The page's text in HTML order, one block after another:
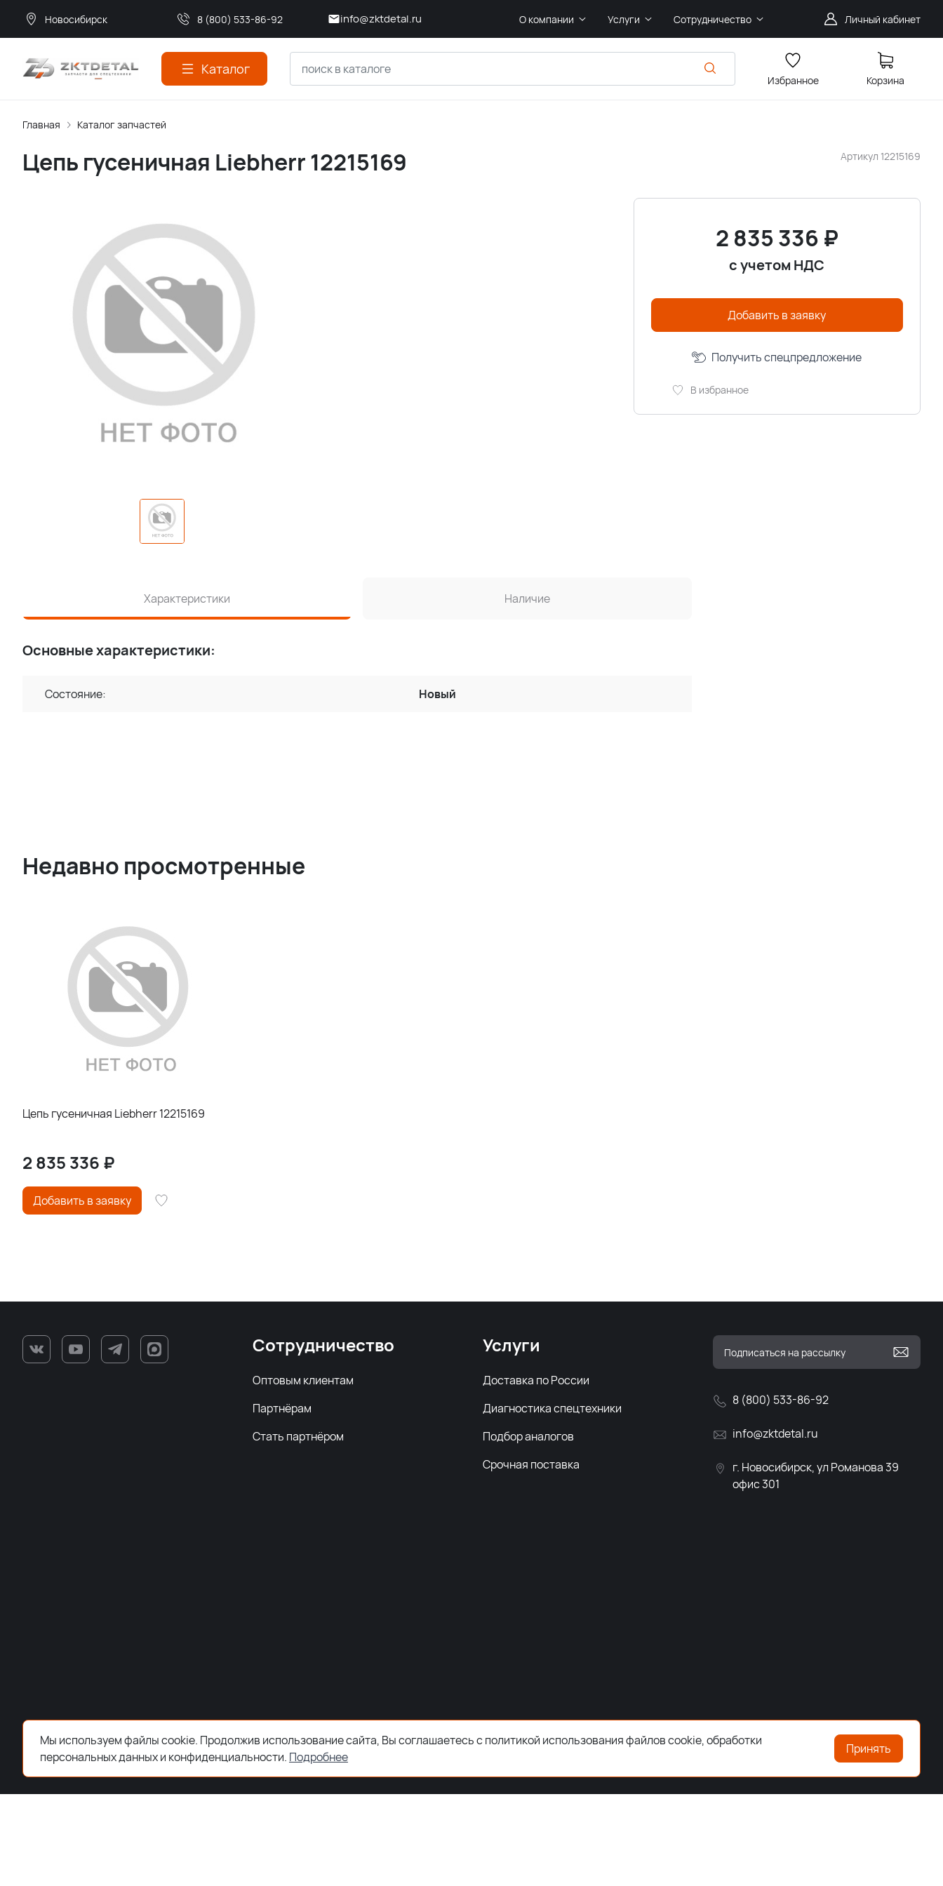
Новосибирск 8 (800) 533-86-92 info@zktdetal.ru О компании Услуги Сотрудничество Личный кабинет
Каталог
Избранное Корзина
Главная Каталог запчастей
Артикул 12215169
Цепь гусеничная Liebherr 12215169
2 835 336 ₽
с учетом НДС
Добавить в заявку
В избранное
Получить спецпредложение
Характеристики Наличие
Основные характеристики:
Состояние: Новый
Недавно просмотренные
Цепь гусеничная Liebherr 12215169
2 835 336 ₽
Добавить в заявку
8 (800) 533-86-92
info@zktdetal.ru
г. Новосибирск, ул Романова 39
офис 301
Сотрудничество
Оптовым клиентам
Партнёрам
Стать партнёром
Услуги
Доставка по России
Диагностика спецтехники
Подбор аналогов
Срочная поставка
Мы используем файлы cookie. Продолжив использование сайта, Вы соглашаетесь с политикой использования файлов cookie, обработки
персональных данных и конфиденциальности. Подробнее
Принять